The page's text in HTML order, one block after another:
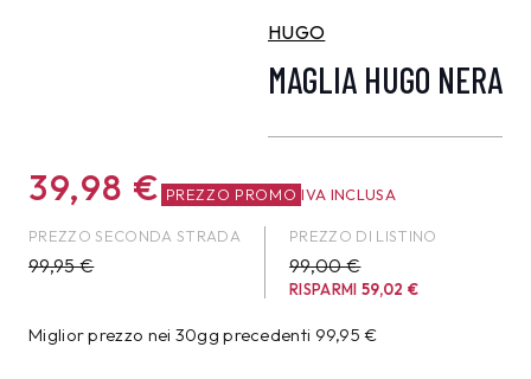
HUGO
MAGLIA HUGO NERA
39,98 € PREZZO PROMO IVA INCLUSA
PREZZO SECONDA STRADA
99,95€
PREZZO DI LISTINO
99,00 €
RISPARMI59,02€
Miglior prezzo nei 30gg precedenti 99,95€